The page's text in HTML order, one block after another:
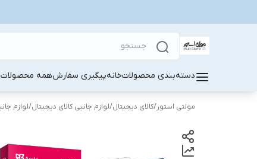
دسته‌بندی محصولاتخانهپیگیری سفارشهمه محصولات
مولتی استور/کالای دیجیتال/لوازم جانبی کالای دیجیتال/لوازم